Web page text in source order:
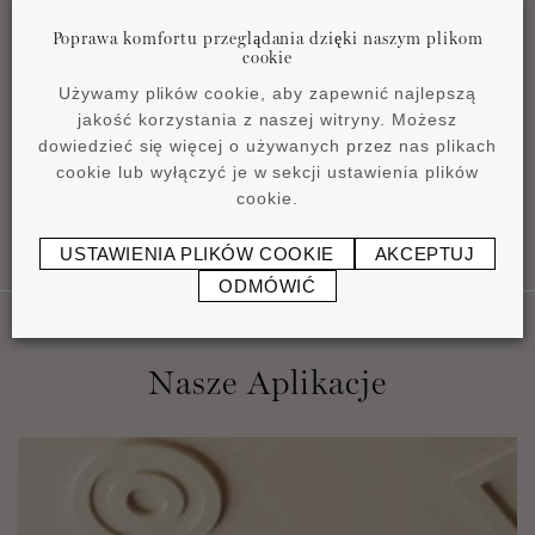
Instrukcja instalacji
pdf 0,43 MB
Nasze Aplikacje
Poprawa komfortu przeglądania dzięki naszym plikom
cookie
Używamy plików cookie, aby zapewnić najlepszą
jakość korzystania z naszej witryny. Możesz
dowiedzieć się więcej o używanych przez nas plikach
cookie lub wyłączyć je w sekcji ustawienia plików
cookie.
USTAWIENIA PLIKÓW COOKIE
AKCEPTUJ
ODMÓWIĆ